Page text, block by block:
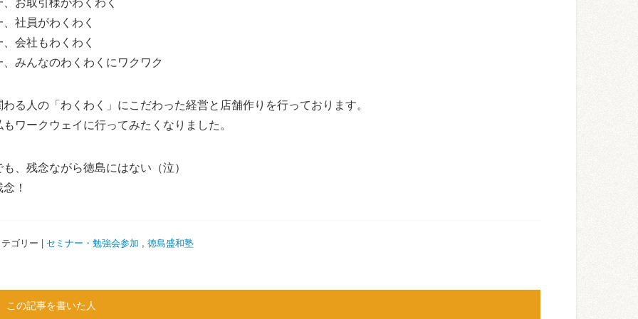
、お取引様がわくわく
、社員がわくわく
、会社もわくわく
、みんなのわくわくにワクワク
わる人の「わくわく」にこだわった経営と店舗作りを行っております。
もワークウェイに行ってみたくなりました。
も、残念ながら徳島にはない（泣）
！
ゴリー | セミナー・勉強会参加 , 徳島盛和塾
この記事を書いた人